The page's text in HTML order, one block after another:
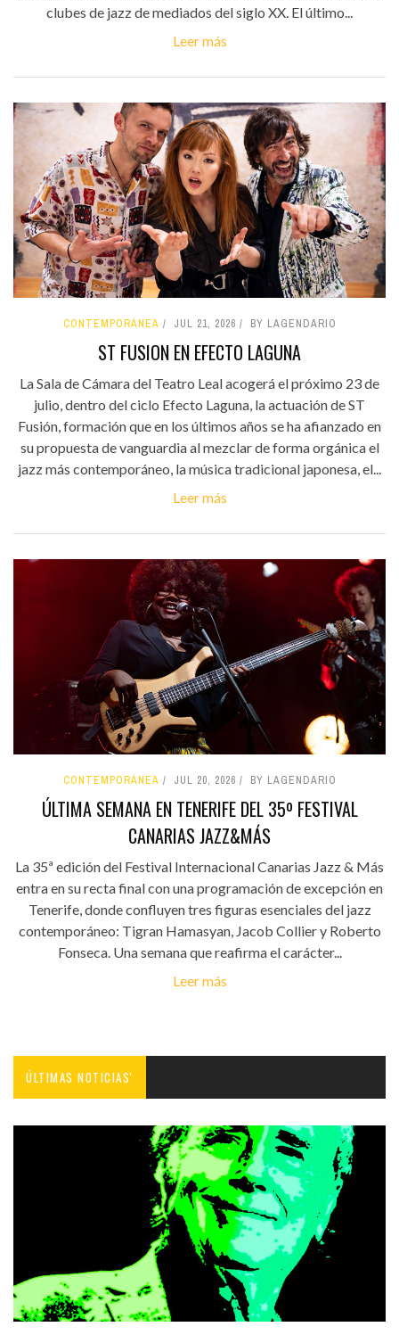
clubes de jazz de mediados del siglo XX. El último...
Leer más
CONTEMPORÁNEA JUL 21, 2026 BY LAGENDARIO
ST FUSION EN EFECTO LAGUNA
La Sala de Cámara del Teatro Leal acogerá el próximo 23 de
julio, dentro del ciclo Efecto Laguna, la actuación de ST
Fusión, formación que en los últimos años se ha afianzado en
su propuesta de vanguardia al mezclar de forma orgánica el
jazz más contemporáneo, la música tradicional japonesa, el...
Leer más
CONTEMPORÁNEA JUL 20, 2026 BY LAGENDARIO
ÚLTIMA SEMANA EN TENERIFE DEL 35º FESTIVAL
CANARIAS JAZZ&MÁS
La 35ª edición del Festival Internacional Canarias Jazz & Más
entra en su recta final con una programación de excepción en
Tenerife, donde confluyen tres figuras esenciales del jazz
contemporáneo: Tigran Hamasyan, Jacob Collier y Roberto
Fonseca. Una semana que reafirma el carácter...
Leer más
ÚLTIMAS NOTICIAS'